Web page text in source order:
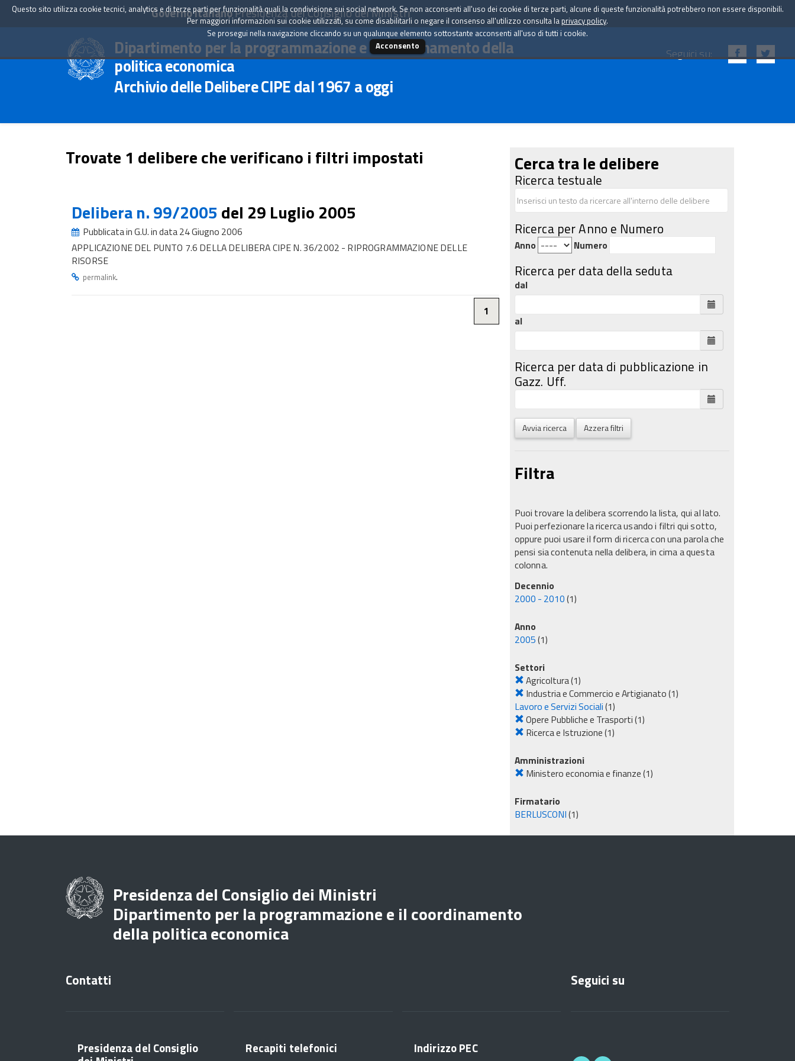
Governo ItalianoPresidenza del Consiglio dei Ministri
Dipartimento per la programmazione e il coordinamento della
politica economica
Archivio delle Delibere CIPE dal 1967 a oggi
Seguici su:
Trovate 1 delibere che verificano i filtri impostati
Delibera n. 99/2005 del 29 Luglio 2005
Pubblicata in G.U. in data 24 Giugno 2006
APPLICAZIONE DEL PUNTO 7.6 DELLA DELIBERA CIPE N. 36/2002 - RIPROGRAMMAZIONE DELLE
RISORSE
permalink.
1
Cerca tra le delibere
Ricerca testuale
Ricerca per Anno e Numero
Anno Numero
Ricerca per data della seduta
dal
al
Ricerca per data di pubblicazione in
Gazz. Uff.
Avvia ricerca Azzera filtri
Filtra
Puoi trovare la delibera scorrendo la lista, qui al lato.
Puoi perfezionare la ricerca usando i filtri qui sotto,
oppure puoi usare il form di ricerca con una parola che
pensi sia contenuta nella delibera, in cima a questa
colonna.
Decennio
2000 - 2010(1)
Anno
2005(1)
Settori
Agricoltura(1)
Industria e Commercio e Artigianato(1)
Lavoro e Servizi Sociali(1)
Opere Pubbliche e Trasporti(1)
Ricerca e Istruzione(1)
Amministrazioni
Ministero economia e finanze(1)
Firmatario
BERLUSCONI(1)
Questo sito utilizza cookie tecnici, analytics e di terze parti per funzionalità quali la condivisione sui social network. Se non acconsenti all'uso dei cookie di terze parti, alcune di queste funzionalità potrebbero non essere disponibili.
Per maggiori informazioni sui cookie utilizzati, su come disabilitarli o negare il consenso all'utilizzo consulta la privacy policy.
Se prosegui nella navigazione cliccando su un qualunque elemento sottostante acconsenti all'uso di tutti i cookie.
Acconsento
Presidenza del Consiglio dei Ministri
Dipartimento per la programmazione e il coordinamento
della politica economica
Contatti
Presidenza del Consiglio Recapiti telefonici Indirizzo PEC
Seguici su